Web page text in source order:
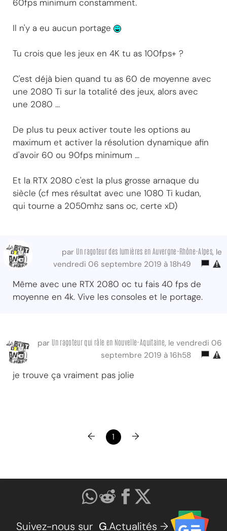
60fps minimum constamment.
Il n'y a eu aucun portage
Tu crois que les jeux en 4K tu as 100fps+ ?
C'est déjà bien quand tu as 60 de moyenne avec
une 2080 Ti sur la totalité des jeux, alors avec
une 2080 ...
De plus tu peux activer toute les options au
maximum et activer la résolution dynamique afin
d'avoir 60 ou 90fps minimum ...
Et la RTX 2080 c'est la plus grosse arnaque du
siècle (cf mes résultat avec une 1080 Ti kudan,
qui tourne a 2050mhz sans oc, certe xD)
par Un ragoteur des lumières en Auvergne-Rhône-Alpes, le
vendredi 06 septembre 2019 à 18h49
Même avec une RTX 2080 oc tu fais 40 fps de
moyenne en 4k. Vive les consoles et le portage.
par Un ragoteur qui râle en Nouvelle-Aquitaine, le vendredi 06
septembre 2019 à 16h58
je trouve ça vraiment pas jolie
← 1 →
Suivez-nous sur G.Actualités →